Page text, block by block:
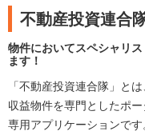
不動産投資連合
物件においてスペシャリ
ます！
「不動産投資連合隊」と
収益物件を専門としたポ
専用アプリケーションで